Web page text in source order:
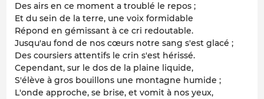
Des airs en ce moment a troublé le repos ;
Et du sein de la terre, une voix formidable
Répond en gémissant à ce cri redoutable.
Jusqu'au fond de nos cœurs notre sang s'est glacé ;
Des coursiers attentifs le crin s'est hérissé.
Cependant, sur le dos de la plaine liquide,
S'élève à gros bouillons une montagne humide ;
L'onde approche, se brise, et vomit à nos yeux,